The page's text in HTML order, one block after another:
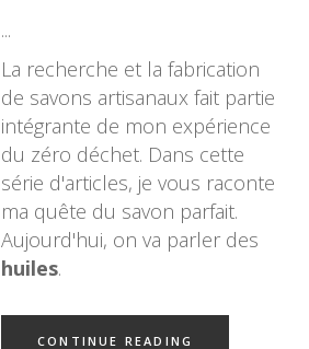
La recherche et la fabrication
de savons artisanaux fait partie
intégrante de mon expérience
du zéro déchet. Dans cette
série d'articles, je vous raconte
ma quête du savon parfait.
Aujourd'hui, on va parler des
huiles.
CONTINUE READING